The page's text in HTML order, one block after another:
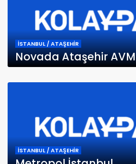
İSTANBUL / ATAŞEHİR
Novada Ataşehir AVM
İSTANBUL / ATAŞEHİR